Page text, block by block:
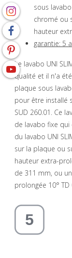
sous
chromé ou
hauteur
garantie: 5
Le lavabo UNI
qualité et il n'a
plaque sous
pour être installé
SUD 260.01. Ce
de lavabo fixe
du lavabo UNI
sur la plaque ou
hauteur extra-
de 311 mm, ou
prolongée 10°